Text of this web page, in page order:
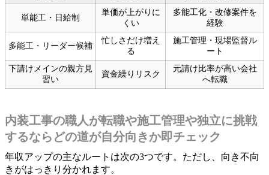
単能工・日給制
単価が上がりに
くい
多能工化・改修案件を
経験
多能工・リーダー候補
忙しさだけ増え
る
施工管理・現場監督ル
ート
下請けメインの親方見
習い
資金繰りリスク
元請け比率が高い会社
へ転職
内装工事の職人が転職や施工管理や独立に挑戦
するならどの道が自分向きか即チェック
年収アップの主なルートは次の3つです。ただし、向き不向
きがはっきり分かれます。